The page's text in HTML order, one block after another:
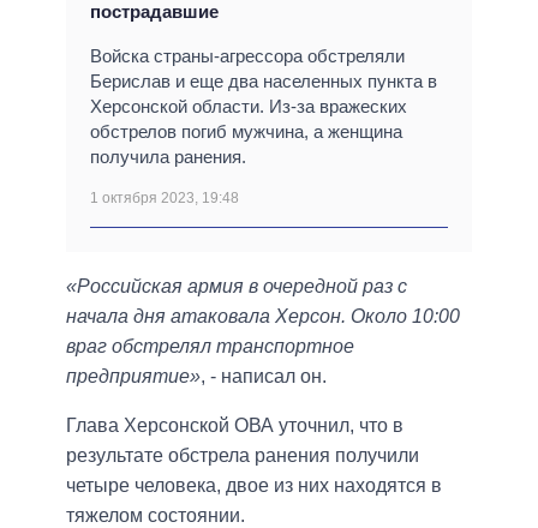
пострадавшие
Войска страны-агрессора обстреляли
Берислав и еще два населенных пункта в
Херсонской области. Из-за вражеских
обстрелов погиб мужчина, а женщина
получила ранения.
1 октября 2023, 19:48
«Российская армия в очередной раз с
начала дня атаковала Херсон. Около 10:00
враг обстрелял транспортное
предприятие», - написал он.
Глава Херсонской ОВА уточнил, что в
результате обстрела ранения получили
четыре человека, двое из них находятся в
тяжелом состоянии.